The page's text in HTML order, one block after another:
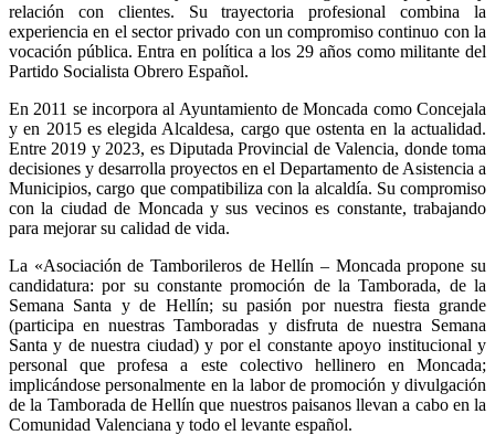
relación con clientes. Su trayectoria profesional combina la
experiencia en el sector privado con un compromiso continuo con la
vocación pública. Entra en política a los 29 años como militante del
Partido Socialista Obrero Español.
En 2011 se incorpora al Ayuntamiento de Moncada como Concejala
y en 2015 es elegida Alcaldesa, cargo que ostenta en la actualidad.
Entre 2019 y 2023, es Diputada Provincial de Valencia, donde toma
decisiones y desarrolla proyectos en el Departamento de Asistencia a
Municipios, cargo que compatibiliza con la alcaldía. Su compromiso
con la ciudad de Moncada y sus vecinos es constante, trabajando
para mejorar su calidad de vida.
La «Asociación de Tamborileros de Hellín – Moncada propone su
candidatura: por su constante promoción de la Tamborada, de la
Semana Santa y de Hellín; su pasión por nuestra fiesta grande
(participa en nuestras Tamboradas y disfruta de nuestra Semana
Santa y de nuestra ciudad) y por el constante apoyo institucional y
personal que profesa a este colectivo hellinero en Moncada;
implicándose personalmente en la labor de promoción y divulgación
de la Tamborada de Hellín que nuestros paisanos llevan a cabo en la
Comunidad Valenciana y todo el levante español.